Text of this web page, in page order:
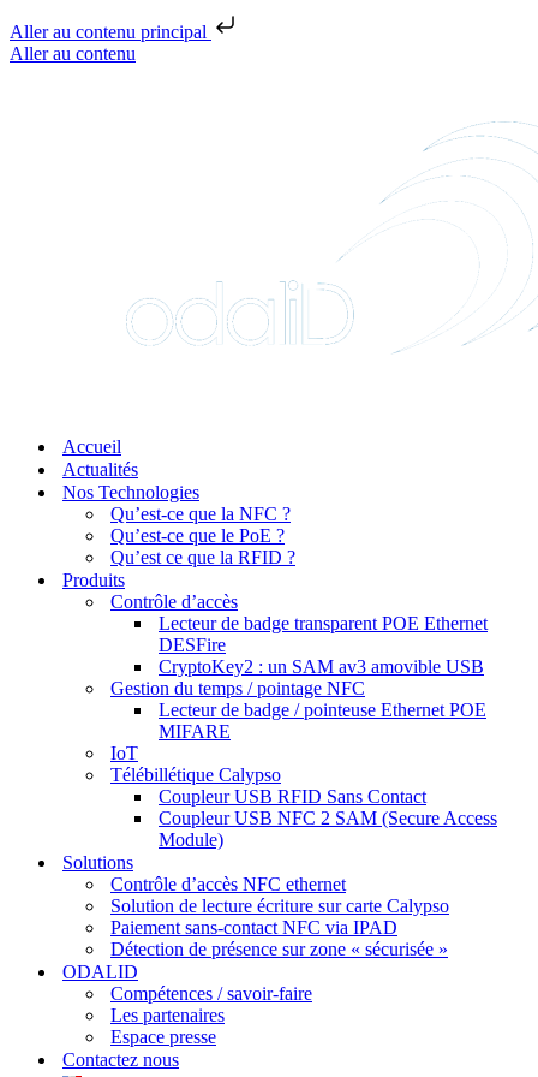
Aller au contenu principal
Aller au contenu
Accueil
Actualités
Nos Technologies
Qu’est-ce que la NFC ?
Qu’est-ce que le PoE ?
Qu’est ce que la RFID ?
Produits
Contrôle d’accès
Lecteur de badge transparent POE Ethernet
DESFire
CryptoKey2 : un SAM av3 amovible USB
Gestion du temps / pointage NFC
Lecteur de badge / pointeuse Ethernet POE
MIFARE
IoT
Télébillétique Calypso
Coupleur USB RFID Sans Contact
Coupleur USB NFC 2 SAM (Secure Access
Module)
Solutions
Contrôle d’accès NFC ethernet
Solution de lecture écriture sur carte Calypso
Paiement sans-contact NFC via IPAD
Détection de présence sur zone « sécurisée »
ODALID
Compétences / savoir-faire
Les partenaires
Espace presse
Contactez nous